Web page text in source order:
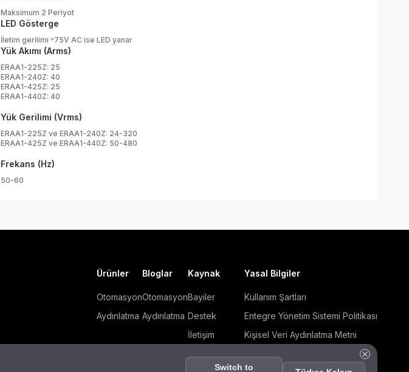
Maksimum 2 Periyot
LED Gösterge
İletim gerilimi ˃75V AC ise LED yanar
Yük Akımı (Arms)
ERAA1-225Z: 25
ERAA1-240Z: 40
ERAA1-425Z: 25
ERAA1-440Z: 40
Yük Gerilimi (Vrms)
ERAA1-225Z ve ERAA1-240Z: 24-320
ERAA1-425Z ve ERAA1-440Z: 50-480
Frekans (Hz)
50-60
Ürünler
Otomasyon
Aydınlatma
Bloglar
Otomasyon
Aydınlatma
Kaynak
Bayiler
Destek
İletişim
Yasal Bilgiler
Kullanım Şartları
Entegre Yönetim Sistemi Politikası
Kişisel Veri Aydınlatma Metni
Switch to